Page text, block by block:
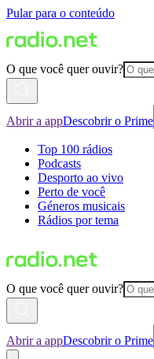
Pular para o conteúdo
O que você quer ouvir?
Abrir a appDescobrir o Prime
Top 100 rádios
Podcasts
Desporto ao vivo
Perto de você
Géneros musicais
Rádios por tema
O que você quer ouvir?
Abrir a appDescobrir o Prime